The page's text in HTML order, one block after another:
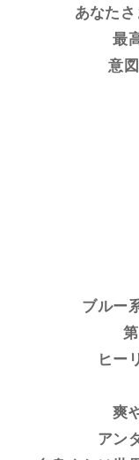
あなた
最
意
ブルー
ヒー
爽
アン